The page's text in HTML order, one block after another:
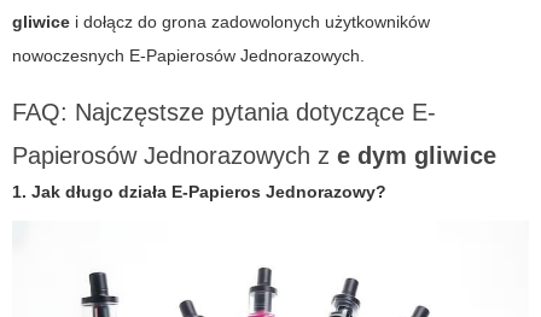
gliwice i dołącz do grona zadowolonych użytkowników
nowoczesnych E-Papierosów Jednorazowych.
FAQ: Najczęstsze pytania dotyczące E-
Papierosów Jednorazowych z e dym gliwice
1. Jak długo działa E-Papieros Jednorazowy?